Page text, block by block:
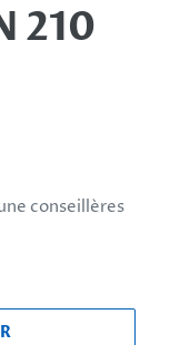
210
conseillères